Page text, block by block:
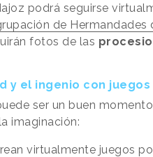
podrá seguirse
de Hermandades
fotos de las
y el ingenio con
ser un buen
imaginación:
virtualmente juegos